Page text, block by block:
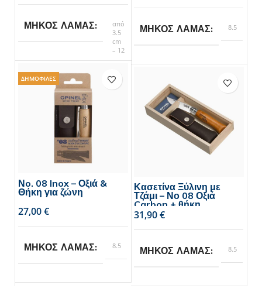
ΜΗΚΟΣ ΛΑΜΑΣ
από
3.5
cm
– 12
BRAND Opinel
ΜΗΚΟΣ ΛΑΜΑΣ 8.5
ΔΗΜΟΦΙΛΕΣ
Νo. 08 Inox – Οξιά &
Θήκη για ζώνη
€
ΜΗΚΟΣ ΛΑΜΑΣ 8.5
Κασετίνα Ξύλινη με
Τζάμι – Νο 08 Οξιά
Carbon + θήκη
€
ΜΗΚΟΣ ΛΑΜΑΣ 8.5